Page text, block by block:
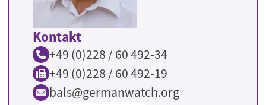
Kontakt
+49 (0)228 / 60 492-34
+49 (0)228 / 60 492-19
bals@germanwatch.org